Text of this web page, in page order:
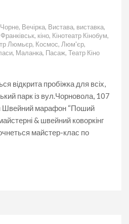
Чорне, Вечірка, Вистава, виставка,
, кіно, Кінотеатр Кінобум,
Люмьєр, Космос, Люм'єр,
, Маланка, Пасаж, Театр Кіно
відкрита пробіжка для всіх,
парк із вул.Чорновола, 107
Швейний марафон “Поший
& швейний коворкінг
майстер-клас по